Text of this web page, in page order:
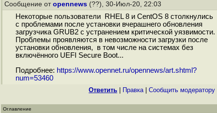
Сообщение от opennews (??), 30-Июл-20, 22:03
Некоторые пользователи RHEL 8 и CentOS 8 столкнулись
с проблемами после установки вчерашнего обновления
загрузчика GRUB2 с устранением критической уязвимости.
Проблемы проявляются в невозможности загрузки после
установки обновления, в том числе на системах без
включённого UEFI Secure Boot...
Подробнее: https://www.opennet.ru/opennews/art.shtml?
num=53460
Ответить Правка| Cообщить модератору
Оглавление